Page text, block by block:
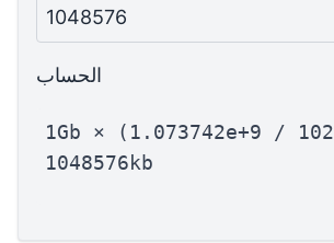
1048576
الحساب
1Gb × (1.073742e+9 /
1048576kb